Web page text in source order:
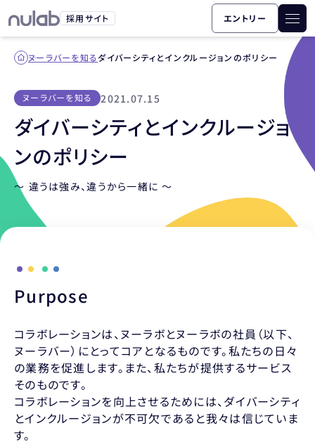
採用サイト エントリー
ヌーラバーを知るダイバーシティとインクルージョンのポリシー
ヌーラバーを知る 2021.07.15
ダイバーシティとインクルージョ
ンのポリシー
〜 違うは強み、違うから一緒に 〜
Purpose
コラボレーションは、ヌーラボとヌーラボの社員（以下、
ヌーラバー）にとってコアとなるものです。私たちの日々
の業務を促進します。また、私たちが提供するサービス
そのものです。
コラボレーションを向上させるためには、ダイバーシティ
とインクルージョンが不可欠であると我々は信じていま
す。